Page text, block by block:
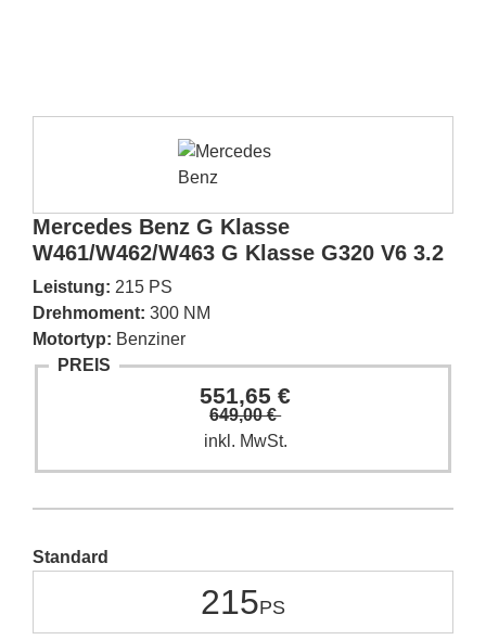
Mercedes Benz G Klasse
W461/W462/W463 G Klasse G320 V6 3.2
Leistung: 215 PS
Drehmoment: 300 NM
Motortyp: Benziner
PREIS
551,65 €
649,00 €
inkl. MwSt.
Standard
215